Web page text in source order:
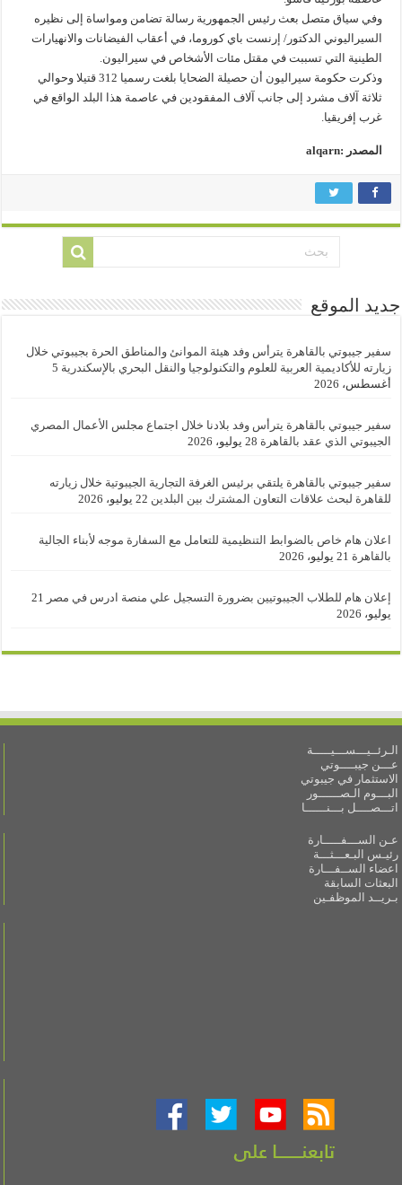
وفي سياق متصل بعث رئيس الجمهورية رسالة تضامن ومواساة إلى نظيره
السيراليوني الدكتور/ إرنست باي كوروما، في أعقاب الفيضانات والانهيارات
الطينية التي تسببت في مقتل مئات الأشخاص في سيراليون.
وذكرت حكومة سيراليون أن حصيلة الضحايا بلغت رسميا 312 قتيلا وحوالي
ثلاثة آلاف مشرد إلى جانب آلاف المفقودين في عاصمة هذا البلد الواقع في
غرب إفريقيا.
المصدر :alqarn
جديد الموقع
سفير جيبوتي بالقاهرة يترأس وفد هيئة الموانئ والمناطق الحرة بجيبوتي خلال
زيارته للأكاديمية العربية للعلوم والتكنولوجيا والنقل البحري بالإسكندرية 5
أغسطس، 2026
سفير جيبوتي بالقاهرة يترأس وفد بلادنا خلال اجتماع مجلس الأعمال المصري
الجيبوتي الذي عقد بالقاهرة 28 يوليو، 2026
سفير جيبوتي بالقاهرة يلتقي برئيس الغرفة التجارية الجيبوتية خلال زيارته
للقاهرة لبحث علاقات التعاون المشترك بين البلدين 22 يوليو، 2026
اعلان هام خاص بالضوابط التنظيمية للتعامل مع السفارة موجه لأبناء الجالية
بالقاهرة 21 يوليو، 2026
إعلان هام للطلاب الجيبوتيين بضرورة التسجيل علي منصة ادرس في مصر
21
يوليو، 2026
الـرئــيـــســـيـــــة
عـــن جيبــــوتي
الاستثمار في جيبوتي
البـــوم الـصــــــور
اتـــصــــل بـــنــــــا
عـن الســـفـــــارة
رئيـس البـعـــثـــة
اعضاء الســفـــارة
البعثات السابقة
بـريــد الموظفـين